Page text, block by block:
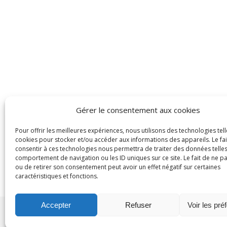
Gérer le consentement aux cookies
Pour offrir les meilleures expériences, nous utilisons des technologies
cookies pour stocker et/ou accéder aux informations des appareils. Le
consentir à ces technologies nous permettra de traiter des données
comportement de navigation ou les ID uniques sur ce site. Le fait de ne
ou de retirer son consentement peut avoir un effet négatif sur certaines
caractéristiques et fonctions.
Accepter Refuser Voir les
Thème Ashe par